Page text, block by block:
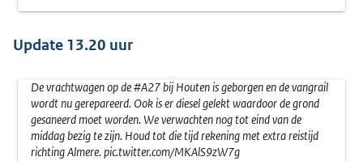
Update 13.20 uur
De vrachtwagen op de#A27bij Houten is geborgen en de vangrail
wordt nu gerepareerd. Ook is er diesel gelekt waardoor de grond
gesaneerd moet worden. We verwachten nog tot eind van de
middag bezig te zijn. Houd tot die tijd rekening met extra reistijd
richting Almere.pic.twitter.com/MKAlS9zW7g